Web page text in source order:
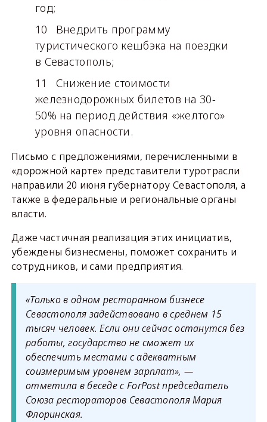
год;
Внедрить программу
туристического кешбэка на поездки
в Севастополь;
Снижение стоимости
железнодорожных билетов на 30-
50% на период действия «желтого»
уровня опасности.
Письмо с предложениями, перечисленными в
«дорожной карте» представители туротрасли
направили 20 июня губернатору Севастополя, а
также в федеральные и региональные органы
власти.
Даже частичная реализация этих инициатив,
убеждены бизнесмены, поможет сохранить и
сотрудников, и сами предприятия.
«Только в одном ресторанном бизнесе
Севастополя задействовано в среднем 15
тысяч человек. Если они сейчас останутся без
работы, государство не сможет их
обеспечить местами с адекватным
соизмеримым уровнем зарплат», —
отметила в беседе с ForPost председатель
Союза рестораторов Севастополя Мария
Флоринская.